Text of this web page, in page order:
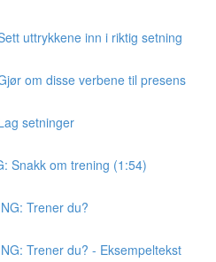
uttrykkene inn i riktig setning
om disse verbene til presens
setninger
Snakk om trening (1:54)
Trener du?
Trener du? - Eksempeltekst